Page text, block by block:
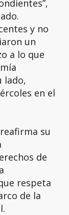
y no
un
a lo que
lado,
en el
su
de
respeta
de la